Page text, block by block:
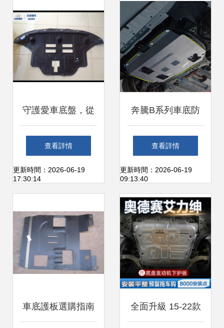
守護愛車底盤，從
一塊防護板開始
—— 御卡寶雪佛蘭
評測
查看詳情
更新時間：2026-06-19
17:30:14
奔騰B系列車底防
護 德飾爵鈦合金發
(fā)動機下護板深
度評測
查看詳情
更新時間：2026-06-19
09:13:40
車底護板選購指南 全面升級 15-22款